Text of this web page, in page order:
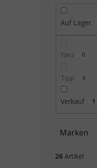
Auf Lager
Neu 0
Tipp 0
Verkauf 1
Marken
26 Artikel